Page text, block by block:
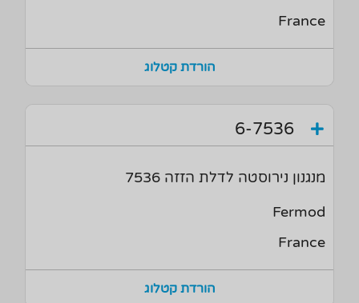
France
הורדת קטלוג
6-7536
מנגנון נירוסטה לדלת הזזה 7536
Fermod
France
הורדת קטלוג